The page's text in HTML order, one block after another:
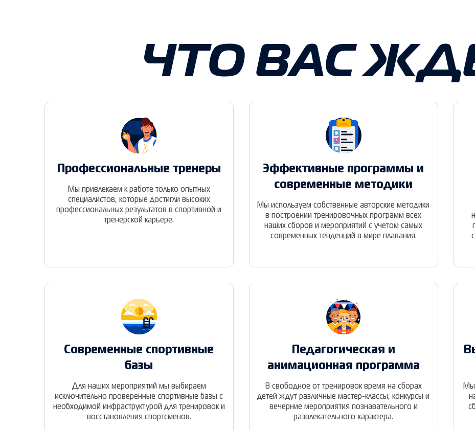
ЧТО ВАС
Профессиональные тренеры
Мы привлекаем к работе только опытных
специалистов, которые достигли высоких
профессиональных результатов в спортивной и
тренерской карьере.
Эффективные программы и
современные методики
Мы используем собственные авторские методики
в построении тренировочных программ всех
наших сборов и мероприятий с учетом самых
современных тенденций в мире плавания.
Современные спортивные
базы
Для наших мероприятий мы выбираем
исключительно проверенные спортивные базы с
необходимой инфраструктурой для тренировок и
восстановления спортсменов.
Педагогическая и
анимационная программа
В свободное от тренировок время на сборах
детей ждут различные мастер-классы, конкурсы и
вечерние мероприятия познавательного и
развлекательного характера.
Мы